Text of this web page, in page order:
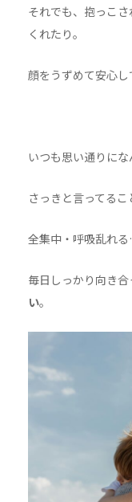
それでも、抱っこ
くれたり。
顔をうずめて安心し
いつも思い通りに
さっきと言ってるこ
全集中・呼吸乱れ
毎日しっかり向き
い。